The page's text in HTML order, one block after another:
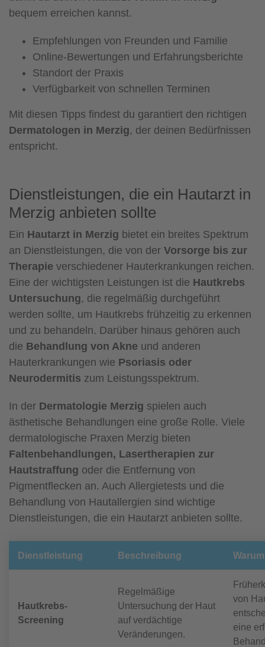
bequem erreichen kannst.
Empfehlungen von Freunden und Familie
Online-Bewertungen und Erfahrungsberichte
Standort der Praxis
Verfügbarkeit von schnellen Terminen
Mit diesen Tipps findest du garantiert den richtigen
Dermatologen in Merzig, der deinen Bedürfnissen
entspricht.
Dienstleistungen, die ein Hautarzt in
Merzig anbieten sollte
Ein Hautarzt in Merzig bietet ein breites Spektrum
an Dienstleistungen, die von der Vorsorge bis zur
Therapie verschiedener Hauterkrankungen reichen.
Eine der wichtigsten Leistungen ist die Hautkrebs
Untersuchung, die regelmäßig durchgeführt
werden sollte, um Hautkrebs frühzeitig zu erkennen
und zu behandeln. Darüber hinaus gehören auch
die Behandlung von Akne und anderen
Hauterkrankungen wie Psoriasis oder
Neurodermitis zum Leistungsspektrum.
In der Dermatologie Merzig spielen auch
ästhetische Behandlungen eine große Rolle. Viele
dermatologische Praxen Merzig bieten
Faltenbehandlungen, Lasertherapien zur
Hautstraffung oder die Entfernung von
Pigmentflecken an. Auch Allergietests und die
Behandlung von Hautallergien sind wichtige
Dienstleistungen, die ein Hautarzt anbieten sollte.
Dienstleistung Beschreibung
Hautkrebs-
Screening
Regelmäßige
Untersuchung der Haut
auf verdächtige
Veränderungen.
von
eine